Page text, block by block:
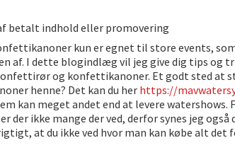
i København
indhold eller promovering
kun er egnet til store events,
af. I dette blogindlæg vil jeg give dig tips og
og konfettikanoner. Et godt sted at
henne? Det kan du her https://
kan meget andet end at levere watershows.
ikke mange der ved, derfor synes jeg også
at du ikke ved hvor man kan købe alt det